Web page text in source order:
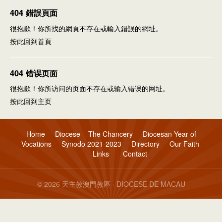
404 錯誤頁面
很抱歉！你所找的網頁不存在或輸入錯誤的網址。
按此回到首頁
404 错误页面
很抱歉！你所访问的页面不存在或输入错误的网址。
按此回到主页
Home Diocese The Chancery
Diocesan Year of
Vocations
Synodo 2021-2023 Directory
Our Faith
Links
Contact
© 2026 天主教澳門教區 · DIOCESE DE MACAU